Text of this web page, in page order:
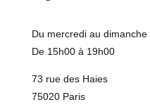
Du mercredi au dimanche
De 15h00 à 19h00
73 rue des Haies
75020 Paris